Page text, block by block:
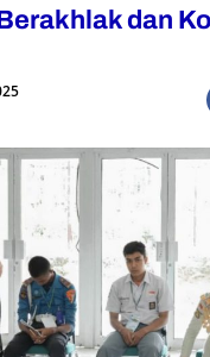
i
k
i
s
a
S
M
K
dan